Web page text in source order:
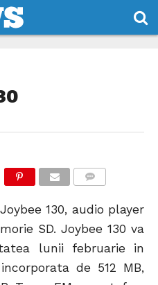
130, audio player
SD. Joybee 130 va
lunii februarie in
de 512 MB,